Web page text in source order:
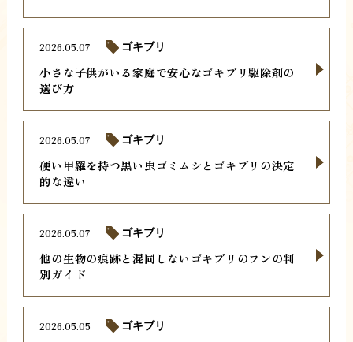
小さな子供がいる家庭で安心なゴキブリ駆除剤の
選び方
2026.05.07 ゴキブリ
硬い甲羅を持つ黒い虫ゴミムシとゴキブリの決定
的な違い
2026.05.07 ゴキブリ
他の生物の痕跡と混同しないゴキブリのフンの判
別ガイド
2026.05.07 ゴキブリ
2026.05.05 ゴキブリ